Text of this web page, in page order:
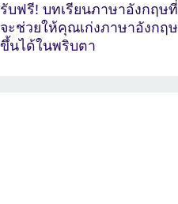
รับฟรี! บทเรียนภาษาอังกฤษที่
จะช่วยให้คุณเก่งภาษาอังกฤษ
ขึ้นได้ในพริบตา